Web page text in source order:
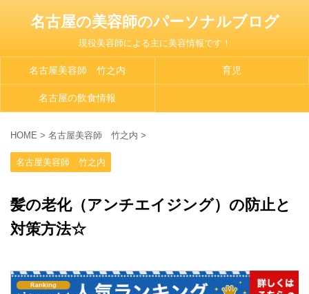
名古屋の美容師のパーソナルブログ
現役美容師による主に美容情報です！
名古屋美容師 竹之内 育児
名古屋の飲食情報
HOME > 名古屋美容師 竹之内 >
名古屋美容師 竹之内
髪の老化（アンチエイジング）の防止と
対策方法☆